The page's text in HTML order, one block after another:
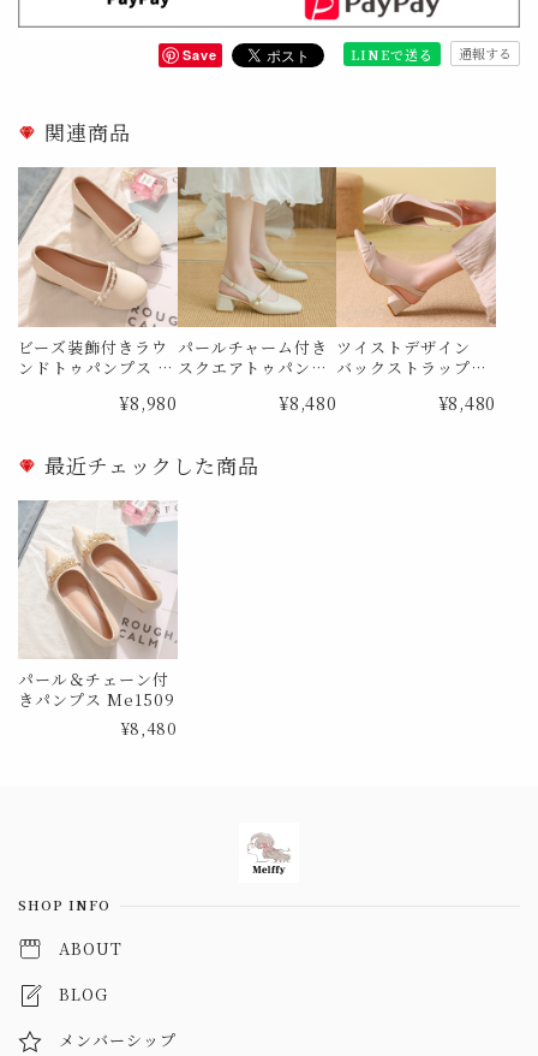
Save LINEで送る 通報する
関連商品
ビーズ装飾付きラウ
ンドトゥパンプス M
¥8,980
パールチャーム付き
スクエアトゥパンプ
¥8,480
ツイストデザイン
バックストラップパ
¥8,480
最近チェックした商品
パール＆チェーン付
きパンプス Me1509
¥8,480
SHOP INFO
ABOUT
BLOG
メンバーシップ